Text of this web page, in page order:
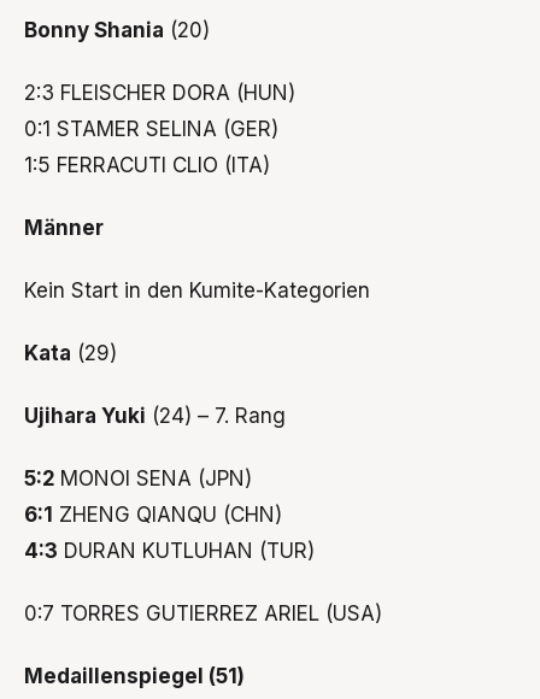
Bonny Shania (20)
2:3 FLEISCHER DORA (HUN)
0:1 STAMER SELINA (GER)
1:5 FERRACUTI CLIO (ITA)
Männer
Kein Start in den Kumite-Kategorien
Kata (29)
Ujihara Yuki (24) – 7. Rang
5:2 MONOI SENA (JPN)
6:1 ZHENG QIANQU (CHN)
4:3 DURAN KUTLUHAN (TUR)
0:7 TORRES GUTIERREZ ARIEL (USA)
Medaillenspiegel (51)